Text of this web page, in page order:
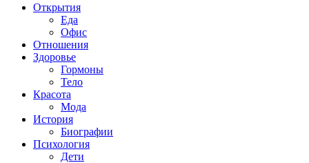
Открытия
Еда
Офис
Отношения
Здоровье
Гормоны
Тело
Красота
Мода
История
Биографии
Психология
Дети